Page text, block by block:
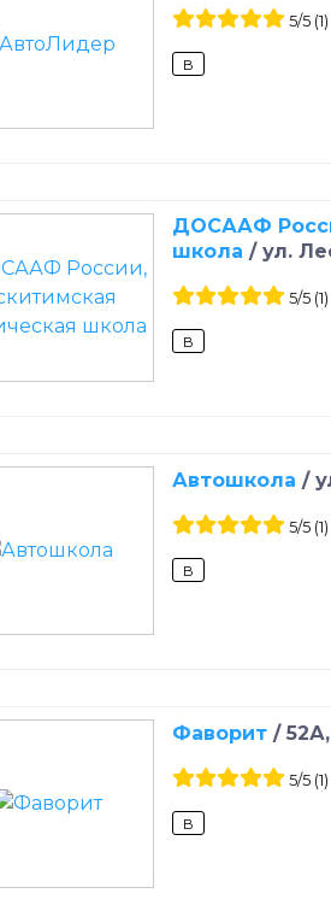
5/5(1)
B
ДОСААФ
школа / ул.
5/5(1)
B
Автошкола /
5/5(1)
B
Фаворит /
5/5(1)
B